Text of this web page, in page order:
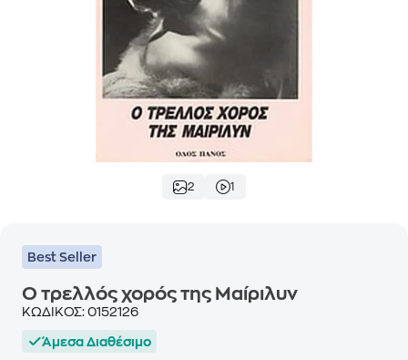
2 1
Best Seller
Ο τρελλός χορός της Μαίριλυν
ΚΩΔΙΚΟΣ: 0152126
Άμεσα Διαθέσιμο